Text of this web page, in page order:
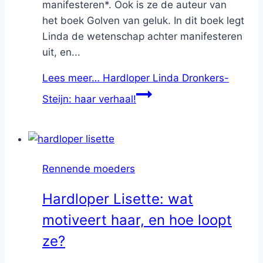
manifesteren*. Ook is ze de auteur van
het boek Golven van geluk. In dit boek legt
Linda de wetenschap achter manifesteren
uit, en...
Lees meer… Hardloper Linda Dronkers-
Steijn: haar verhaal!
Rennende moeders
Hardloper Lisette: wat
motiveert haar, en hoe loopt
ze?